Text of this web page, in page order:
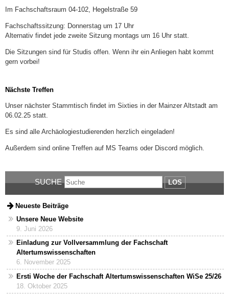
Im Fachschaftsraum 04-102, Hegelstraße 59
Fachschaftssitzung: Donnerstag um 17 Uhr
Alternativ findet jede zweite Sitzung montags um 16 Uhr statt.
Die Sitzungen sind für Studis offen. Wenn ihr ein Anliegen habt kommt
gern vorbei!
Nächste Treffen
Unser nächster Stammtisch findet im Sixties in der Mainzer Altstadt am
06.02.25 statt.
Es sind alle Archäologiestudierenden herzlich eingeladen!
Außerdem sind online Treffen auf MS Teams oder Discord möglich.
SUCHE LOS
Neueste Beiträge
Unsere Neue Website
9. Juni 2026
Einladung zur Vollversammlung der Fachschaft
Altertumswissenschaften
6. November 2025
Ersti Woche der Fachschaft Altertumswissenschaften WiSe 25/26
18. Oktober 2025